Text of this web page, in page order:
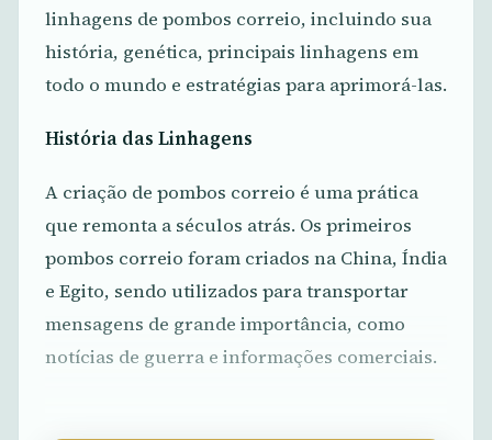
linhagens de pombos correio, incluindo sua
história, genética, principais linhagens em
todo o mundo e estratégias para aprimorá-las.
História das Linhagens
A criação de pombos correio é uma prática
que remonta a séculos atrás. Os primeiros
pombos correio foram criados na China, Índia
e Egito, sendo utilizados para transportar
mensagens de grande importância, como
notícias de guerra e informações comerciais.